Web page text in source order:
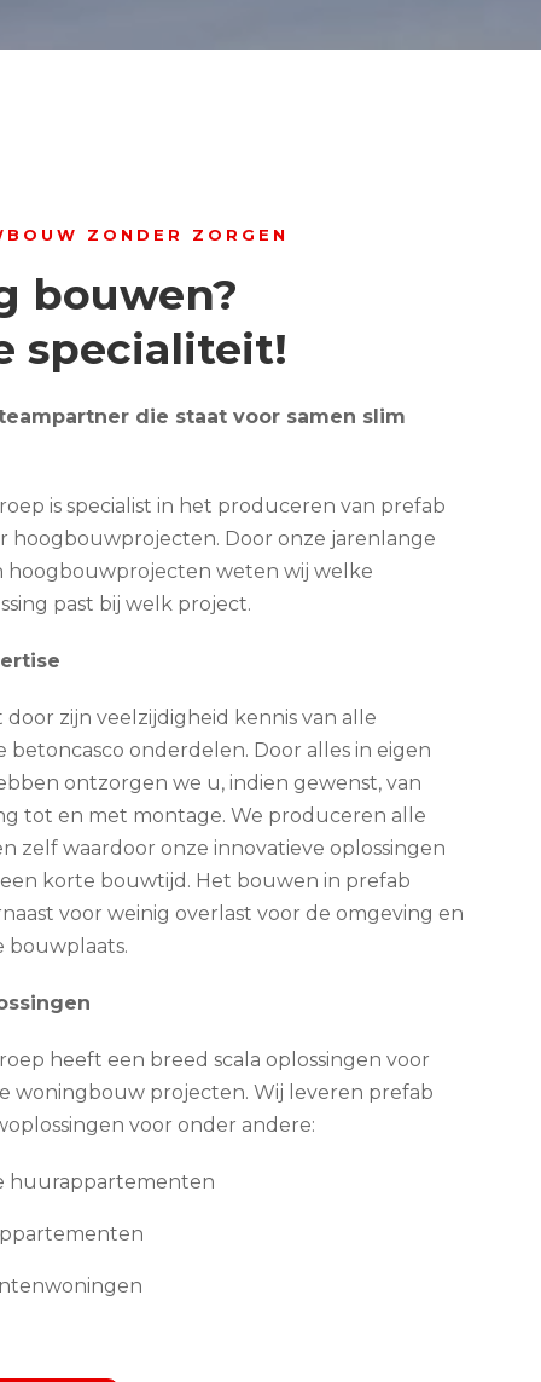
ZONDER ZORGEN
bouwen?
specialiteit!
die staat voor samen slim
is specialist in het produceren van prefab
hoogbouwprojecten. Door onze jarenlange
hoogbouwprojecten weten wij welke
past bij welk project.
door zijn veelzijdigheid kennis van alle
betoncasco onderdelen. Door alles in eigen
ontzorgen we u, indien gewenst, van
tot en met montage. We produceren alle
zelf waardoor onze innovatieve oplossingen
korte bouwtijd. Het bouwen in prefab
voor weinig overlast voor de omgeving en
bouwplaats.
heeft een breed scala oplossingen voor
woningbouw projecten. Wij leveren prefab
voor onder andere:
huurappartementen